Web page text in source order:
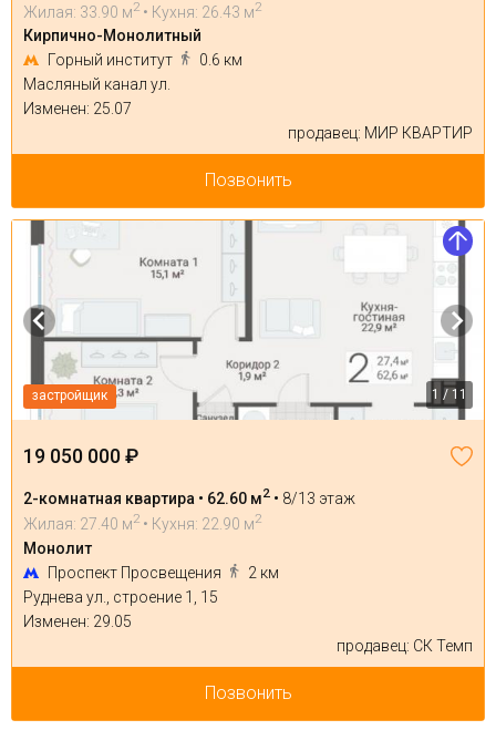
Жилая: 33.90 м2 • Кухня: 26.43 м2
Кирпично-Монолитный
Горный институт
0.6 км
Масляный канал ул.
Изменен: 25.07
продавец: МИР КВАРТИР
Позвонить
застройщик 1 / 11
19 050 000 ₽
2-комнатная квартира • 62.60 м2 • 8/13 этаж
Жилая: 27.40 м2 • Кухня: 22.90 м2
Монолит
Проспект Просвещения
2 км
Руднева ул., строение 1, 15
Изменен: 29.05
продавец: СК Темп
Позвонить